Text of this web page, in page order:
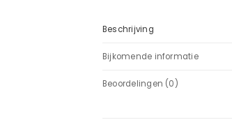
Beschrijving
Bijkomende informatie
Beoordelingen (0)